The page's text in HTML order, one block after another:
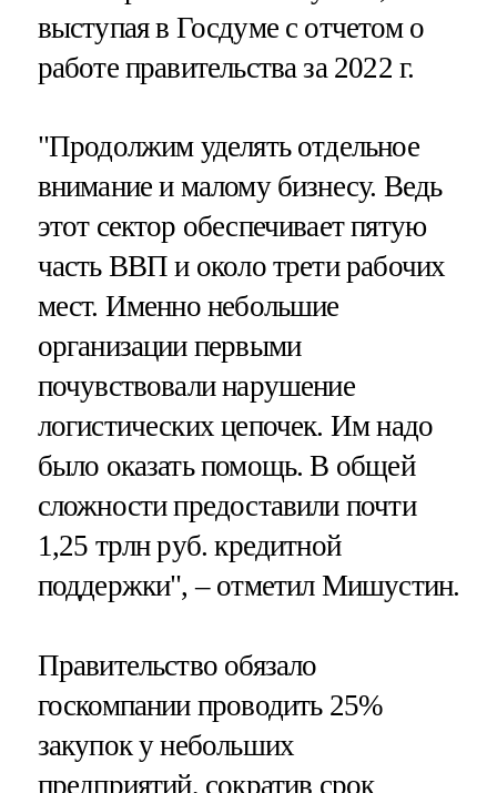
выступая в Госдуме с отчетом о
работе правительства за 2022 г.
"Продолжим уделять отдельное
внимание и малому бизнесу. Ведь
этот сектор обеспечивает пятую
часть ВВП и около трети рабочих
мест. Именно небольшие
организации первыми
почувствовали нарушение
логистических цепочек. Им надо
было оказать помощь. В общей
сложности предоставили почти
1,25 трлн руб. кредитной
поддержки", – отметил Мишустин.
Правительство обязало
госкомпании проводить 25%
закупок у небольших
предприятий, сократив срок